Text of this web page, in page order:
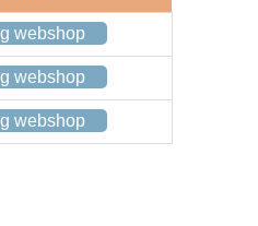
webshop
webshop
webshop